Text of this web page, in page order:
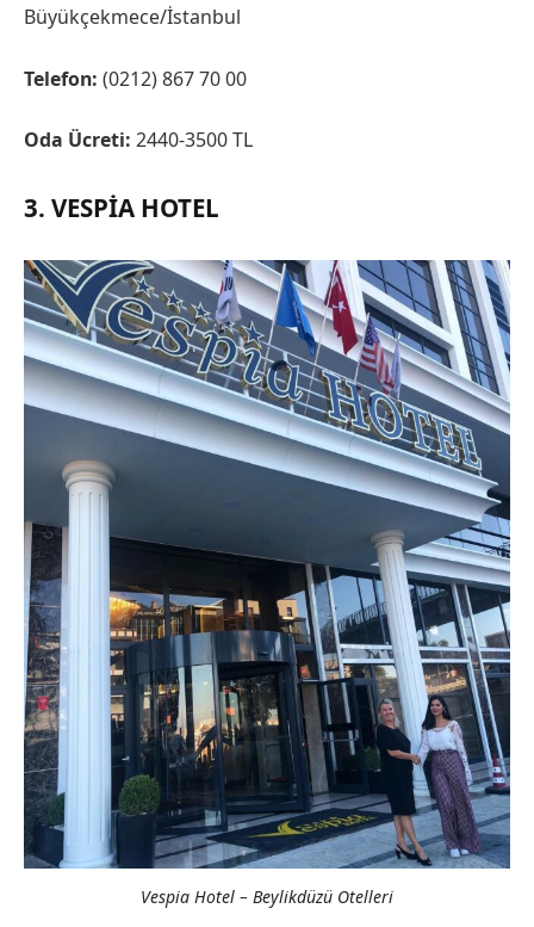
Büyükçekmece/İstanbul
Telefon: (0212) 867 70 00
Oda Ücreti: 2440-3500 TL
3. VESPIA HOTEL
Vespia Hotel – Beylikdüzü Otelleri